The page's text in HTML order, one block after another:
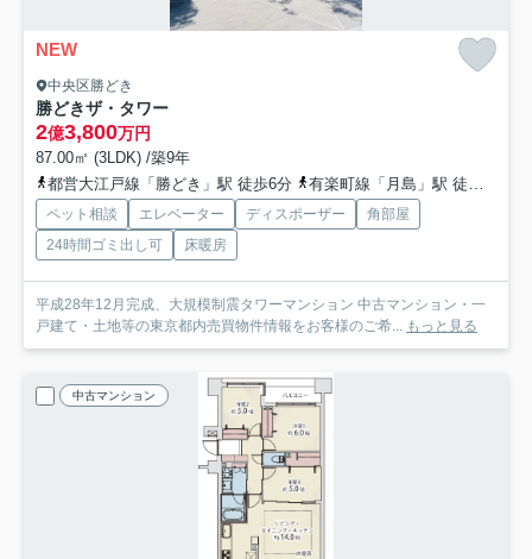
NEW
中央区勝どき
勝どきザ・タワー
2億3,800万円
87.00㎡ (3LDK) /築9年
都営大江戸線「勝どき」駅 徒歩6分
有楽町線「月島」駅 徒歩14分
ペット相談 エレベーター ディスポーザー
角部屋
24時間ゴミ出し可
床暖房
平成28年12月完成、大規模制震タワーマンション 中古マンション・一
戸建て・土地等の東京都内売買物件情報をお客様のご希... もっと見る
中古マンション